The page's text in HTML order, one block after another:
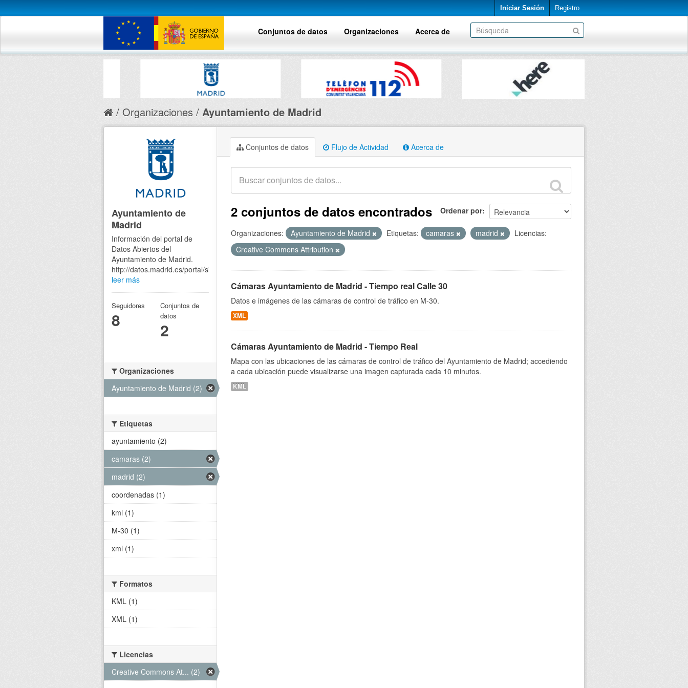
Iniciar Sesión Registro
Conjuntos de datos Organizaciones Acerca de
Organizaciones Ayuntamiento de Madrid
Conjuntos de datos Flujo de Actividad Acerca de
Ordenar por
2 conjuntos de datos encontrados
Organizaciones: Ayuntamiento de Madrid Etiquetas: camaras madrid
Licencias:
Creative Commons Attribution
Cámaras Ayuntamiento de Madrid - Tiempo real Calle 30
Datos e imágenes de las cámaras de control de tráfico en M-30.
XML
Cámaras Ayuntamiento de Madrid - Tiempo Real
Mapa con las ubicaciones de las cámaras de control de tráfico del Ayuntamiento de Madrid; accediendo
a cada ubicación puede visualizarse una imagen capturada cada 10 minutos.
KML
Ayuntamiento de
Madrid
Información del portal de
Datos Abiertos del
Ayuntamiento de Madrid.
http://datos.madrid.es/portal/site/egob
leer más
Seguidores
8
Conjuntos de
datos
2
Organizaciones
Ayuntamiento de Madrid (2)
Etiquetas
ayuntamiento (2)
camaras (2)
madrid (2)
coordenadas (1)
kml (1)
M-30 (1)
xml (1)
Formatos
KML (1)
XML (1)
Licencias
Creative Commons At... (2)